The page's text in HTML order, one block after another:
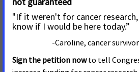
pacientes con cáncer.
Evitar que a los pacientes se les
existente cuando se enferman.